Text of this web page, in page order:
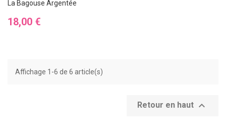
La Bagouse Argentée
Prix
18,00 €
Affichage 1-6 de 6 article(s)
Retour en haut 